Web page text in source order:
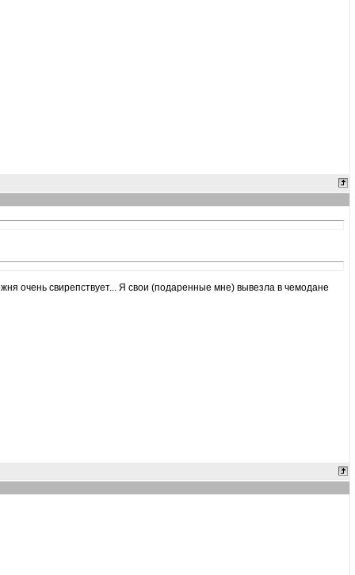
очень свирепствует... Я свои (подаренные мне) вывезла в чемодане